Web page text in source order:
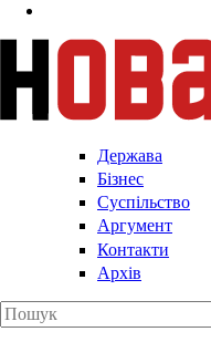
Держава
Бізнес
Суспільство
Аргумент
Контакти
Архів